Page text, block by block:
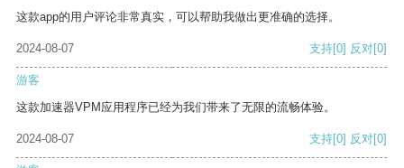
这款app的用户评论非常真实，可以帮助我做出更准确的选择。
2024-08-07 支持[0] 反对[0]
游客
这款加速器VPM应用程序已经为我们带来了无限的流畅体验。
2024-08-07 支持[0] 反对[0]